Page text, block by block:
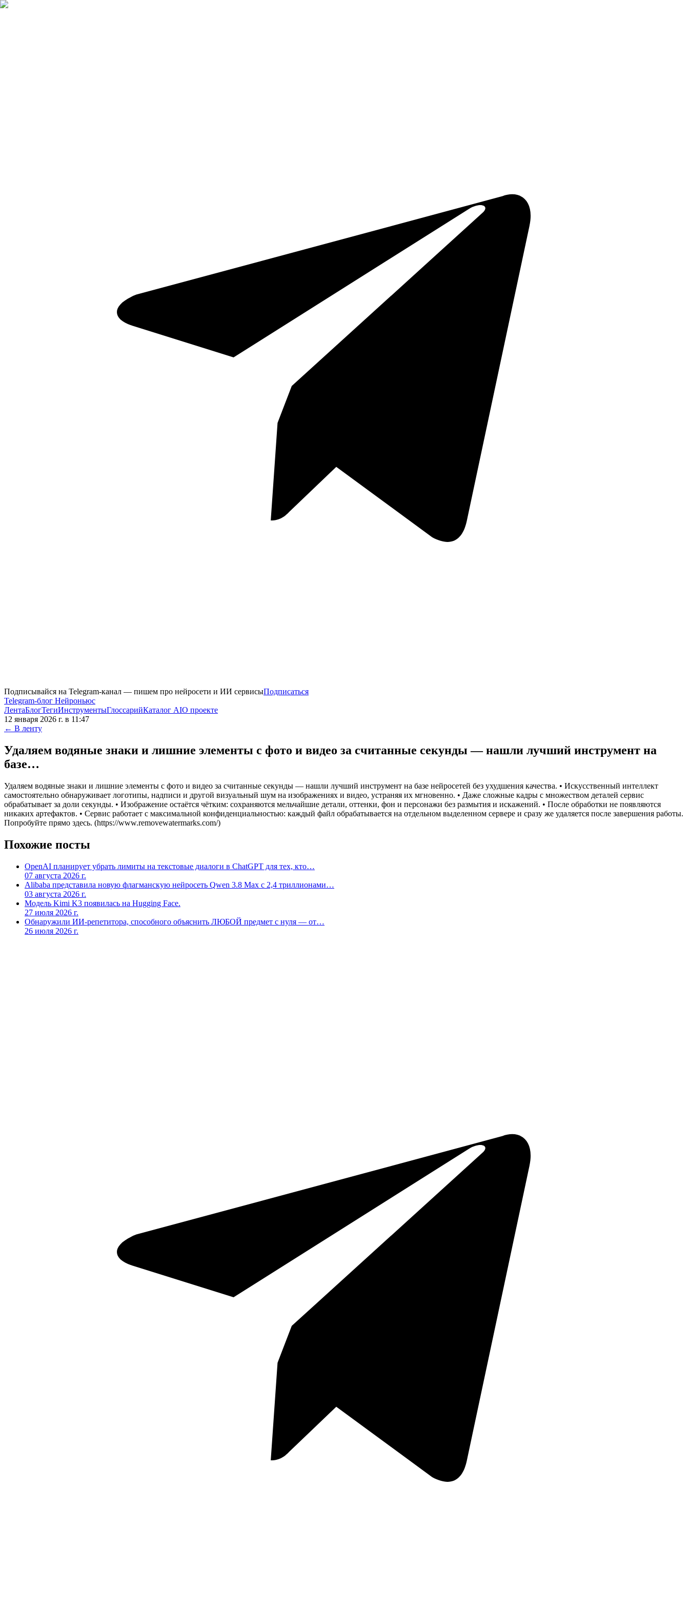
Подписывайся на Telegram-канал — пишем про нейросети и ИИ сервисыПодписаться
Telegram-блог Нейроньюс
ЛентаБлогТегиИнструментыГлоссарийКаталог AIО проекте
12 января 2026 г. в 11:47
← В ленту
Удаляем водяные знаки и лишние элементы с фото и видео за считанные секунды — нашли лучший инструмент на
базе…
Удаляем водяные знаки и лишние элементы с фото и видео за считанные секунды — нашли лучший инструмент на базе нейросетей без ухудшения качества. • Искусственный интеллект
самостоятельно обнаруживает логотипы, надписи и другой визуальный шум на изображениях и видео, устраняя их мгновенно. • Даже сложные кадры с множеством деталей сервис
обрабатывает за доли секунды. • Изображение остаётся чётким: сохраняются мельчайшие детали, оттенки, фон и персонажи без размытия и искажений. • После обработки не появляются
никаких артефактов. • Сервис работает с максимальной конфиденциальностью: каждый файл обрабатывается на отдельном выделенном сервере и сразу же удаляется после завершения работы.
Попробуйте прямо здесь. (https://www.removewatermarks.com/)
Похожие посты
OpenAI планирует убрать лимиты на текстовые диалоги в ChatGPT для тех, кто…
07 августа 2026 г.
Alibaba представила новую флагманскую нейросеть Qwen 3.8 Max с 2,4 триллионами…
03 августа 2026 г.
Модель Kimi K3 появилась на Hugging Face.
27 июля 2026 г.
Обнаружили ИИ-репетитора, способного объяснить ЛЮБОЙ предмет с нуля — от…
26 июля 2026 г.